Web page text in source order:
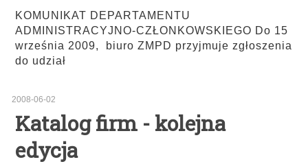
KOMUNIKAT DEPARTAMENTU
ADMINISTRACYJNO-CZŁONKOWSKIEGO Do 15
września 2009, biuro ZMPD przyjmuje zgłoszenia
do udział
2008-06-02
Katalog firm - kolejna
edycja